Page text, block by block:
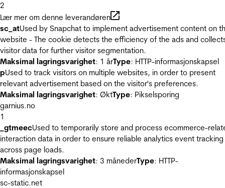
2
Lær mer om denne leverandøren
sc_atUsed by Snapchat to implement advertisement content on
website - The cookie detects the efficiency of the ads and
visitor data for further visitor segmentation.
Maksimal lagringsvarighet: 1 årType: HTTP-informasjonskapsel
pUsed to track visitors on multiple websites, in order to present
relevant advertisement based on the visitor's preferences.
Maksimal lagringsvarighet: ØktType: Pikselsporing
garnius.no
1
_gtmeecUsed to temporarily store and process ecommerce-
interaction data in order to ensure reliable analytics event tracking
across page loads.
Maksimal lagringsvarighet: 3 månederType: HTTP-
informasjonskapsel
sc-static.net